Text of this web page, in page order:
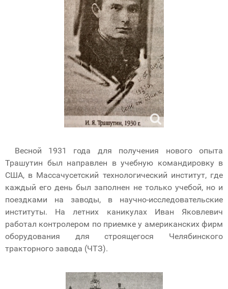
Весной 1931 года для получения нового опыта
Трашутин был направлен в учебную командировку в
США, в Массачусетский технологический институт, где
каждый его день был заполнен не только учебой, но и
поездками на заводы, в научно-исследовательские
институты. На летних каникулах Иван Яковлевич
работал контролером по приемке у американских фирм
оборудования для строящегося Челябинского
тракторного завода (ЧТЗ).